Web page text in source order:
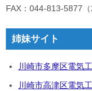
FAX：044-813-5877（
姉妹サイト
川崎市多摩区電気
川崎市高津区電気